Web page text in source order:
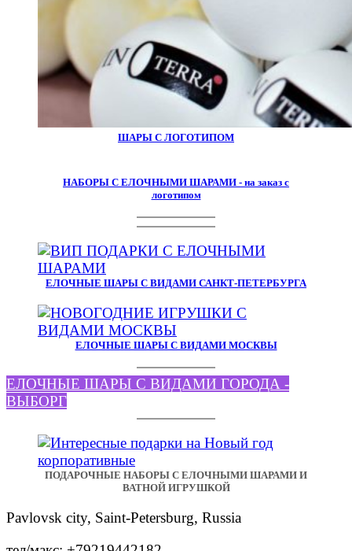
ШАРЫ С ЛОГОТИПОМ
НАБОРЫ С ЕЛОЧНЫМИ ШАРАМИ - на заказ с
логотипом
ЕЛОЧНЫЕ ШАРЫ С ВИДАМИ САНКТ-ПЕТЕРБУРГА
ЕЛОЧНЫЕ ШАРЫ С ВИДАМИ МОСКВЫ
ЕЛОЧНЫЕ ШАРЫ С ВИДАМИ ГОРОДА -
ВЫБОРГ
ПОДАРОЧНЫЕ НАБОРЫ С ЕЛОЧНЫМИ ШАРАМИ И
ВАТНОЙ ИГРУШКОЙ
Pavlovsk city, Saint-Petersburg, Russia